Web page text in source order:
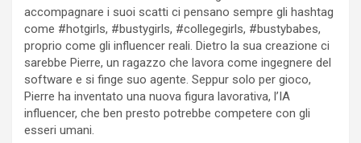
accompagnare i suoi scatti ci pensano sempre gli hashtag
come #hotgirls, #bustygirls, #collegegirls, #bustybabes,
proprio come gli influencer reali. Dietro la sua creazione ci
sarebbe Pierre, un ragazzo che lavora come ingegnere del
software e si finge suo agente. Seppur solo per gioco,
Pierre ha inventato una nuova figura lavorativa, l’IA
influencer, che ben presto potrebbe competere con gli
esseri umani.